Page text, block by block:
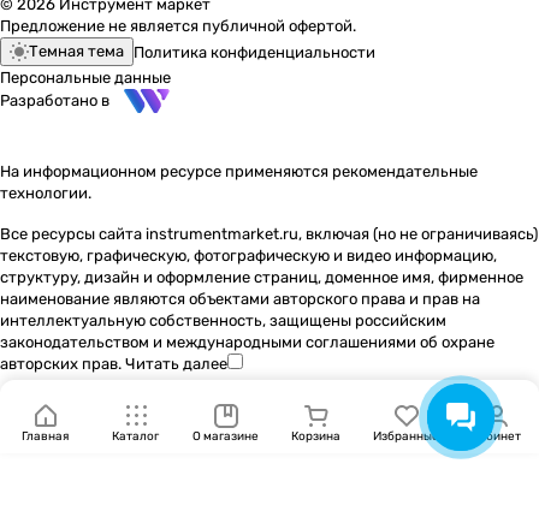
© 2026 Инструмент маркет
Предложение не является публичной офертой.
Темная тема Политика конфиденциальности
Персональные данные
Разработано в
На информационном ресурсе применяются рекомендательные
технологии.
Все ресурсы сайта instrumentmarket.ru, включая (но не ограничиваясь)
текстовую, графическую, фотографическую и видео информацию,
структуру, дизайн и оформление страниц, доменное имя, фирменное
наименование являются объектами авторского права и прав на
интеллектуальную собственность, защищены российским
законодательством и международными соглашениями об охране
авторских прав. Читать далее
Главная Каталог О магазине Корзина Избранные Кабинет